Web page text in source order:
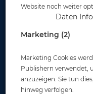
Website noch weiter
Daten
Marketing (2)
Marketing Cookies
Publishern verwendet,
anzuzeigen. Sie tun
hinweg verfolgen.